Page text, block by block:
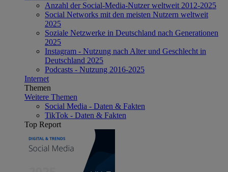
Anzahl der Social-Media-Nutzer weltweit 2012-2025
Social Networks mit den meisten Nutzern weltweit
2025
Soziale Netzwerke in Deutschland nach Generationen
2025
Instagram - Nutzung nach Alter und Geschlecht in
Deutschland 2025
Podcasts - Nutzung 2016-2025
Internet
Themen
Weitere Themen
Social Media - Daten & Fakten
TikTok - Daten & Fakten
Top Report